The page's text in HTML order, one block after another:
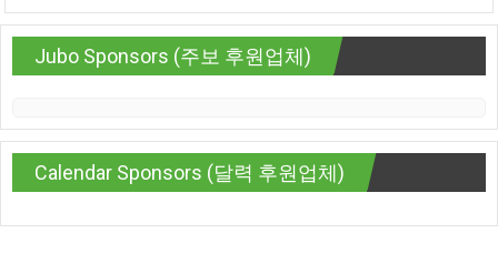
Jubo Sponsors (주보 후원업체)
Calendar Sponsors (달력 후원업체)